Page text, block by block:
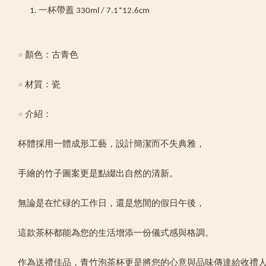
一杯帶蓋 330ml / 7.1*12.6cm
● 顏色：古青色
● 材質：瓷
● 介紹：
杯體採用一體成形工藝，設計簡潔而不失典雅，
手繪的竹子圖案更是點綴出自然的清新。
無論是在忙碌的工作日，還是悠閒的假日午後，
這款茶杯都能為您的生活增添一份儀式感與格調。
作為送禮佳品，青竹泡茶杯更是將您的心意與品味傳達給收禮